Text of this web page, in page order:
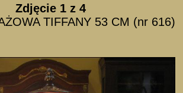
Zdjęcie 1z 4
TIFFANY 53 CM (nr 616)